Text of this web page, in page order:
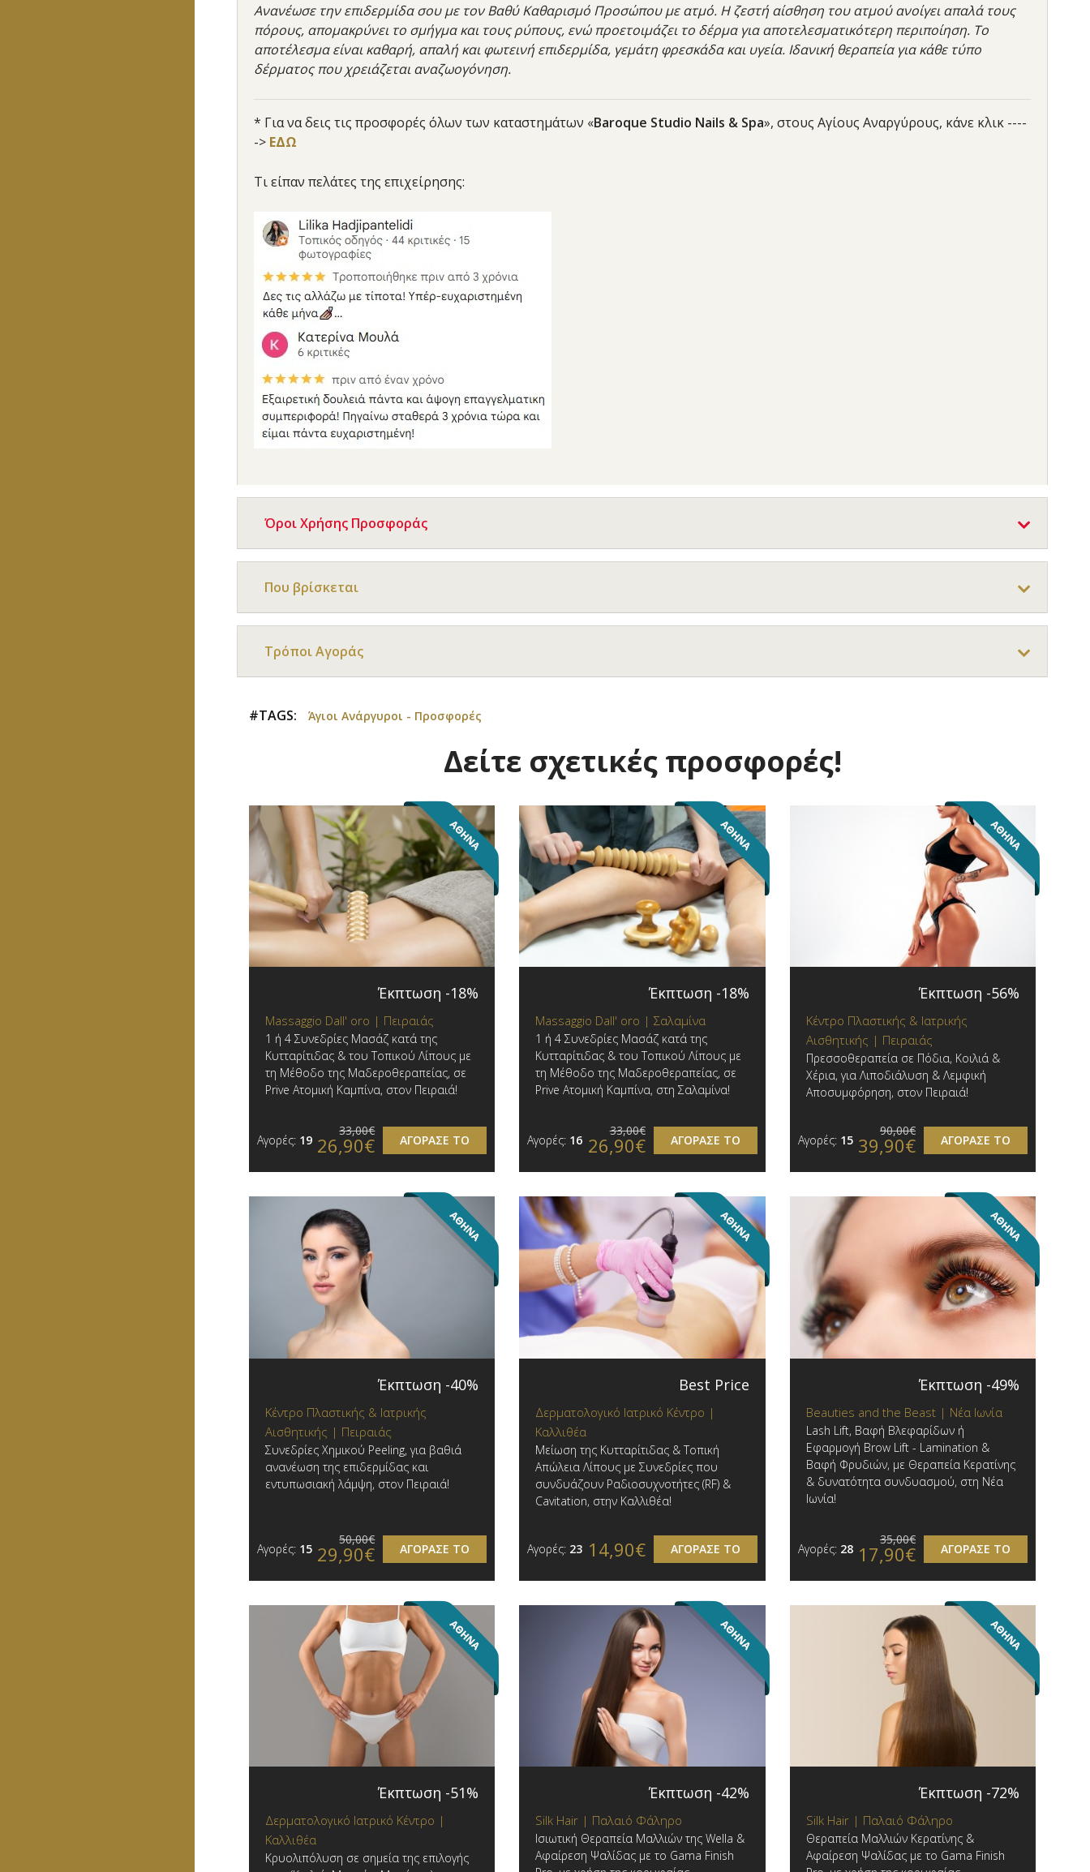
Ανανέωσε την επιδερμίδα σου με τον Βαθύ Καθαρισμό Προσώπου με ατμό. Η ζεστή αίσθηση του ατμού ανοίγει απαλά τους
πόρους, απομακρύνει το σμήγμα και τους ρύπους, ενώ προετοιμάζει το δέρμα για αποτελεσματικότερη περιποίηση. Το
αποτέλεσμα είναι καθαρή, απαλή και φωτεινή επιδερμίδα, γεμάτη φρεσκάδα και υγεία. Ιδανική θεραπεία για κάθε τύπο
δέρματος που χρειάζεται αναζωογόνηση.
* Για να δεις τις προσφορές όλων των καταστημάτων «Baroque Studio Nails & Spa», στους Αγίους Αναργύρους, κάνε κλικ ----
-> ΕΔΩ
Τι είπαν πελάτες της επιχείρησης:
Όροι Χρήσης Προσφοράς
Που βρίσκεται
Τρόποι Αγοράς
#TAGS: Άγιοι Ανάργυροι - Προσφορές
Δείτε σχετικές προσφορές!
Έκπτωση -18%
Massaggio Dall' oro | Πειραιάς
1 ή 4 Συνεδρίες Μασάζ κατά της
Κυτταρίτιδας & του Τοπικού Λίπους με
τη Μέθοδο της Μαδεροθεραπείας, σε
Prive Ατομική Καμπίνα, στον Πειραιά!
Αγορές: 19 ΑΓΟΡΑΣΕ ΤΟ
33,00€
26,90€
Έκπτωση -18%
Massaggio Dall' oro | Σαλαμίνα
1 ή 4 Συνεδρίες Μασάζ κατά της
Κυτταρίτιδας & του Τοπικού Λίπους με
τη Μέθοδο της Μαδεροθεραπείας, σε
Prive Ατομική Καμπίνα, στη Σαλαμίνα!
Αγορές: 16 ΑΓΟΡΑΣΕ ΤΟ
33,00€
26,90€
Έκπτωση -56%
Κέντρο Πλαστικής & Ιατρικής
Αισθητικής | Πειραιάς
Πρεσσοθεραπεία σε Πόδια, Κοιλιά &
Χέρια, για Λιποδιάλυση & Λεμφική
Αποσυμφόρηση, στον Πειραιά!
Αγορές: 15 ΑΓΟΡΑΣΕ ΤΟ
90,00€
39,90€
Έκπτωση -40%
Κέντρο Πλαστικής & Ιατρικής
Αισθητικής | Πειραιάς
Συνεδρίες Χημικού Peeling, για βαθιά
ανανέωση της επιδερμίδας και
εντυπωσιακή λάμψη, στον Πειραιά!
Αγορές: 15 ΑΓΟΡΑΣΕ ΤΟ
50,00€
29,90€
Best Price
Δερματολογικό Ιατρικό Κέντρο |
Καλλιθέα
Μείωση της Κυτταρίτιδας & Τοπική
Απώλεια Λίπους με Συνεδρίες που
συνδυάζουν Ραδιοσυχνοτήτες (RF) &
Cavitation, στην Καλλιθέα!
Αγορές: 23 ΑΓΟΡΑΣΕ ΤΟ
14,90€
Έκπτωση -49%
Beauties and the Beast | Νέα Ιωνία
Lash Lift, Βαφή Βλεφαρίδων ή
Εφαρμογή Brow Lift - Lamination &
Βαφή Φρυδιών, με Θεραπεία Κερατίνης
& δυνατότητα συνδυασμού, στη Νέα
Ιωνία!
Αγορές: 28 ΑΓΟΡΑΣΕ ΤΟ
35,00€
17,90€
Έκπτωση -51%
Δερματολογικό Ιατρικό Κέντρο |
Καλλιθέα
Κρυολιπόλυση σε σημεία της επιλογής
Έκπτωση -42%
Silk Hair | Παλαιό Φάληρο
Iσιωτική Θεραπεία Μαλλιών της Wella &
Αφαίρεση Ψαλίδας με το Gama Finish
Έκπτωση -72%
Silk Hair | Παλαιό Φάληρο
Θεραπεία Μαλλιών Κερατίνης &
Αφαίρεση Ψαλίδας με το Gama Finish